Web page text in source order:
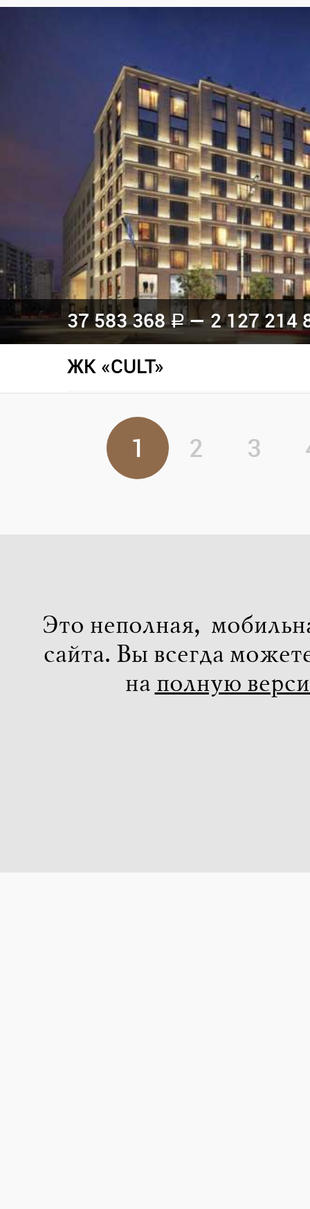
37 583 368a— 2 127 214
ЖК «CULT»
1 2 3
Это неполная,
сайта. Вы всегда
на полную